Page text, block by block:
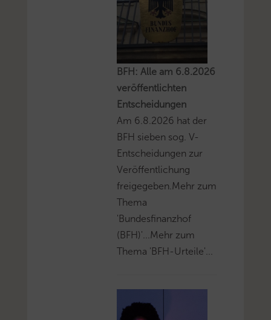
BFH: Alle am 6.8.2026
veröffentlichten
Entscheidungen
Am 6.8.2026 hat der
BFH sieben sog. V-
Entscheidungen zur
Veröffentlichung
freigegeben.Mehr zum
Thema
'Bundesfinanzhof
(BFH)'...Mehr zum
Thema 'BFH-Urteile'...